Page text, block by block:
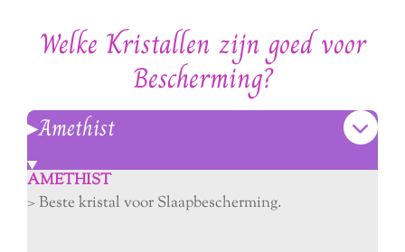
Welke Kristallen zijn goed voor
Bescherming?
▸Amethist
AMETHIST
> Beste kristal voor Slaapbescherming.